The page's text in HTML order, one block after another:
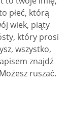
płeć, którą
wiek, piąty
który prosi
wszystko,
znajdź
ruszać.